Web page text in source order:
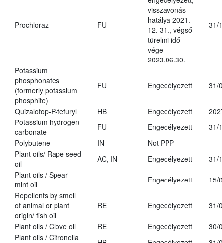
Prochloraz FU
visszavonás
hatálya 2021.
12. 31., végső
türelmi idő
vége
2023.06.30.
31/
Potassium
phosphonates
(formerly potassium
phosphite)
FU Engedélyezett 31/
Quizalofop-P-tefuryl HB Engedélyezett
Potassium hydrogen
carbonate
FU Engedélyezett
31/
Polybutene
IN Not PPP
-
Plant oils/ Rape seed
oil
AC, IN Engedélyezett
31/
Plant oils / Spear
mint oil
- Engedélyezett
15/
Repellents by smell
of animal or plant
origin/ fish oil
RE Engedélyezett 31/
Plant oils / Clove oil RE Engedélyezett
30/
Plant oils / Citronella